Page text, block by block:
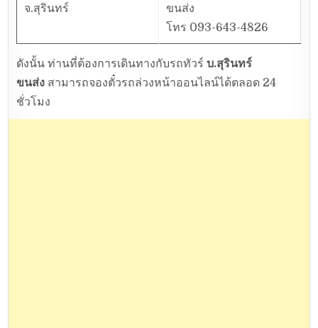
จ.สุรินทร์
ขนส่ง
โทร 093-643-4826
ดังนั้น ท่านที่ต้องการเดินทางกับรถทัวร์บ.สุรินทร์
ขนส่ง สามารถจองตั๋วรถล่วงหน้าออนไลน์ได้ตลอด 24
ชั่วโมง